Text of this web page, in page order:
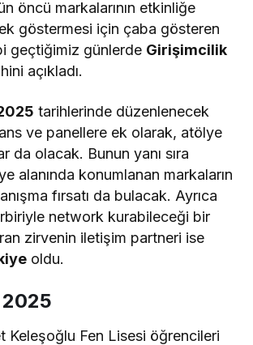
öncü markalarının etkinliğe
göstermesi için çaba gösteren
geçtiğimiz günlerde Girişimcilik
açıkladı.
tarihlerinde düzenlenecek
ve panellere ek olarak, atölye
da olacak. Bunun yanı sıra
alanında konumlanan markaların
fırsatı da bulacak. Ayrıca
network kurabileceği bir
zirvenin iletişim partneri ise
oldu.
Keleşoğlu Fen Lisesi öğrencileri